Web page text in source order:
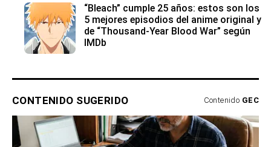
“Bleach” cumple 25 años: estos son los
5 mejores episodios del anime original y
de “Thousand-Year Blood War” según
IMDb
CONTENIDO SUGERIDO Contenido GEC